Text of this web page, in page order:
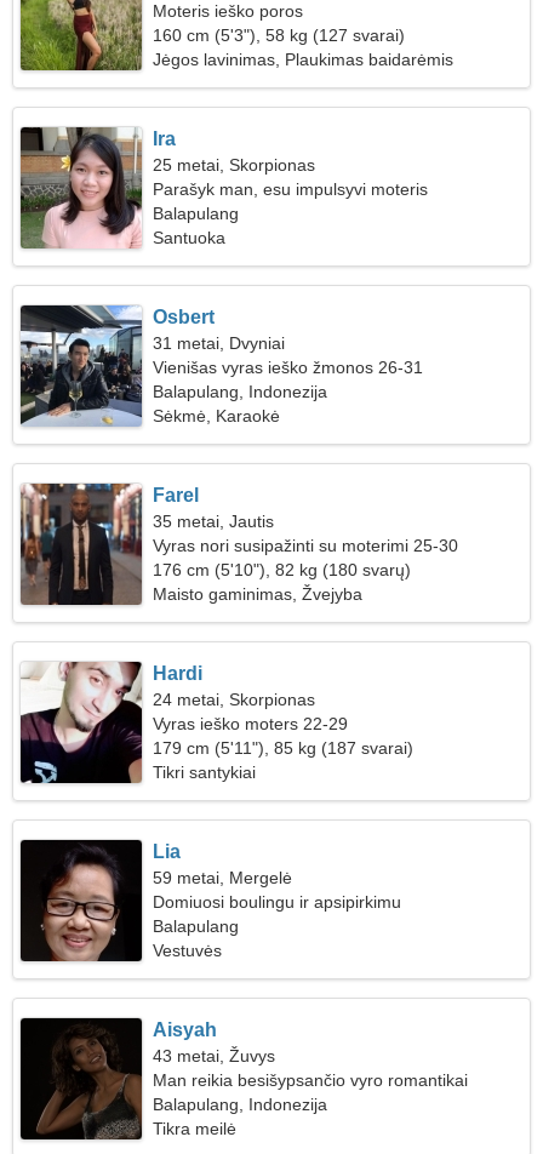
Moteris ieško poros
160 cm (5'3"), 58 kg (127 svarai)
Jėgos lavinimas, Plaukimas baidarėmis
Ira
25 metai, Skorpionas
Parašyk man, esu impulsyvi moteris
Balapulang
Santuoka
Osbert
31 metai, Dvyniai
Vienišas vyras ieško žmonos 26-31
Balapulang, Indonezija
Sėkmė, Karaokė
Farel
35 metai, Jautis
Vyras nori susipažinti su moterimi 25-30
176 cm (5'10"), 82 kg (180 svarų)
Maisto gaminimas, Žvejyba
Hardi
24 metai, Skorpionas
Vyras ieško moters 22-29
179 cm (5'11"), 85 kg (187 svarai)
Tikri santykiai
Lia
59 metai, Mergelė
Domiuosi boulingu ir apsipirkimu
Balapulang
Vestuvės
Aisyah
43 metai, Žuvys
Man reikia besišypsančio vyro romantikai
Balapulang, Indonezija
Tikra meilė